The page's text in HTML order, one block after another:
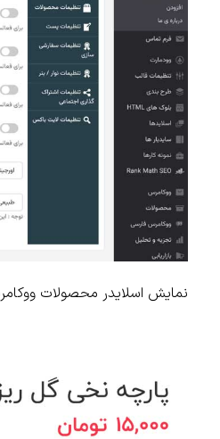
نمایش اسلایدر محصولات